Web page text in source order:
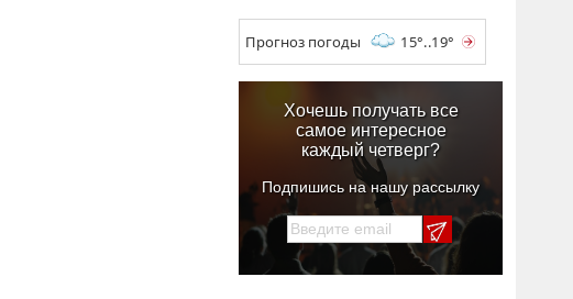
Прогноз погоды 15°..19°
Хочешь получать все
самое интересное
каждый четверг?
Подпишись на нашу рассылку